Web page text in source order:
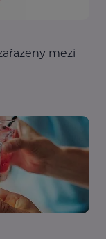
mezi